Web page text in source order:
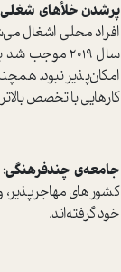
پر‌شدن خلأهای
افراد محلی اشغال
سال 2019
امکان‌پذیر نبود.
کارهایی با تخصص
جامعه‌ی چند‌فرهنگی:
کشورهای مهاجرپذیر،
خود گرفته‌اند.